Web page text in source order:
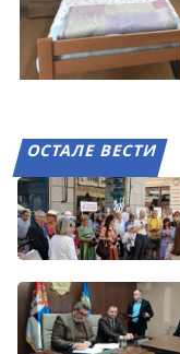
ОСТАЛЕ ВЕСТИ